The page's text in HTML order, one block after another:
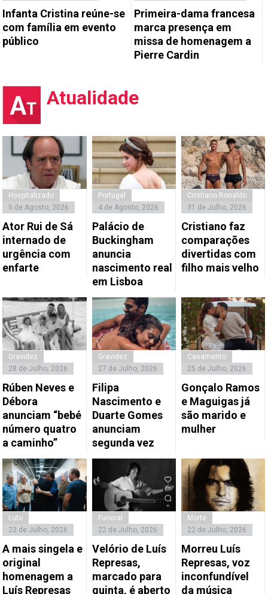
Infanta Cristina reúne-se
com família em evento
público
Primeira-dama francesa
marca presença em
missa de homenagem a
Pierre Cardin
Atualidade
Hospitalizado
5 de Agosto, 2026
Ator Rui de Sá
internado de
urgência com
enfarte
Portugal
4 de Agosto, 2026
Palácio de
Buckingham
anuncia
nascimento real
em Lisboa
Cristiano Ronaldo
31 de Julho, 2026
Cristiano faz
comparações
divertidas com
filho mais velho
Gravidez
28 de Julho, 2026
Rúben Neves e
Débora
anunciam “bebé
número quatro
a caminho”
Gravidez
27 de Julho, 2026
Filipa
Nascimento e
Duarte Gomes
anunciam
segunda vez
Casamento
25 de Julho, 2026
Gonçalo Ramos
e Maguigas já
são marido e
mulher
Luto
23 de Julho, 2026
A mais singela e
original
homenagem a
Luís Represas
Funeral
22 de Julho, 2026
Velório de Luís
Represas,
marcado para
quinta, é aberto
Morte
22 de Julho, 2026
Morreu Luís
Represas, voz
inconfundível
da música